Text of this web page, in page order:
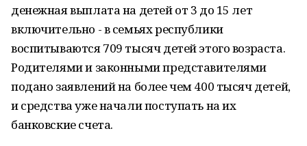
денежная выплата на детей от 3 до 15 лет
включительно - в семьях республики
воспитываются 709 тысяч детей этого возраста.
Родителями и законными представителями
подано заявлений на более чем 400 тысяч детей,
и средства уже начали поступать на их
банковские счета.